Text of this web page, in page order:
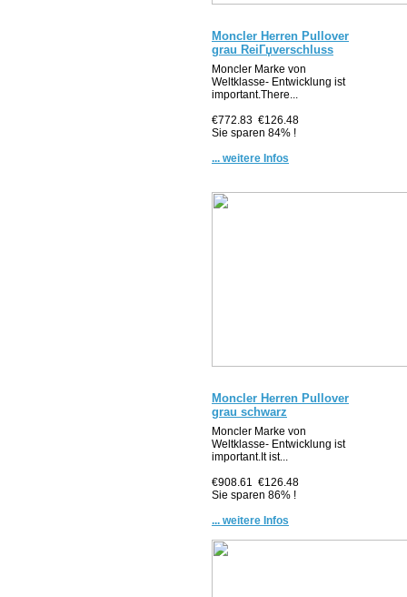
Moncler Herren Pullover
grau ReiГџverschluss
Moncler Marke von
Weltklasse- Entwicklung ist
important.There...
€772.83 €126.48
Sie sparen 84% !
... weitere Infos
Moncler Herren Pullover
grau schwarz
Moncler Marke von
Weltklasse- Entwicklung ist
important.It ist...
€908.61
€126.48
Sie sparen 86% !
... weitere Infos